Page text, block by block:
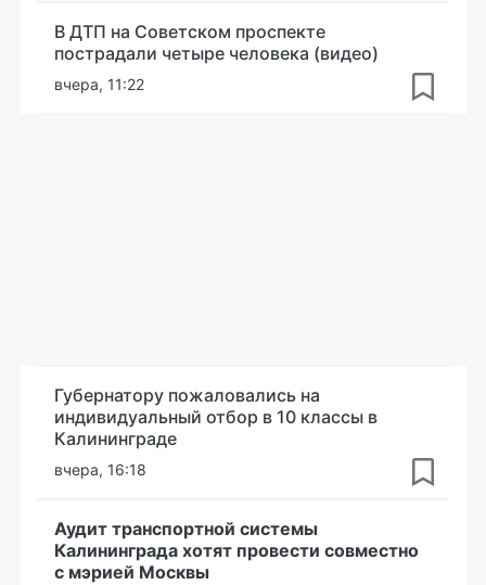
В ДТП на Советском проспекте
пострадали четыре человека (видео)
вчера, 11:22
Губернатору пожаловались на
индивидуальный отбор в 10 классы в
Калининграде
вчера, 16:18
Аудит транспортной системы
Калининграда хотят провести совместно
с мэрией Москвы